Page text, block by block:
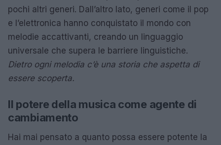
pochi altri generi. Dall’altro lato, generi come il pop
e l’elettronica hanno conquistato il mondo con
melodie accattivanti, creando un linguaggio
universale che supera le barriere linguistiche.
Dietro ogni melodia c’è una storia che aspetta di
essere scoperta.
Il potere della musica come agente di
cambiamento
Hai mai pensato a quanto possa essere potente la